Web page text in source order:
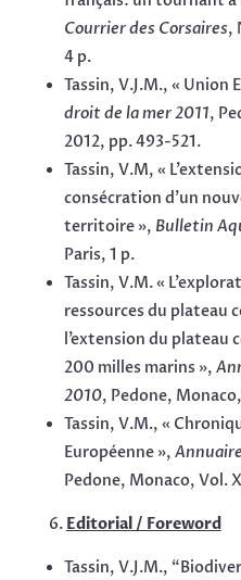
Courrier des Corsaires,
4 p.
Tassin, V.J.M., « Union
droit de la mer 2011,
2012, pp. 493-521.
Tassin, V.M, «
consécration d’un
territoire », Bulletin
Paris, 1 p.
Tassin, V.M. «
ressources du plateau
l’extension du plateau
200 milles marins »,
2010, Pedone,
Tassin, V.M., «
Européenne »,
Pedone, Monaco, Vol.
Editorial / Foreword
Tassin, V.J.M.,